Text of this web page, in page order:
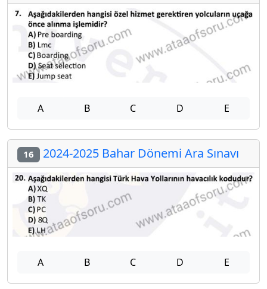
A B C D E
16 2024-2025 Bahar Dönemi Ara Sınavı
A B C D E